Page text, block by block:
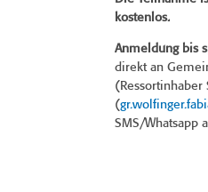
kostenlos.
Anmeldung bis
direkt an
(Ressortinhaber
(
SMS/Whatsapp